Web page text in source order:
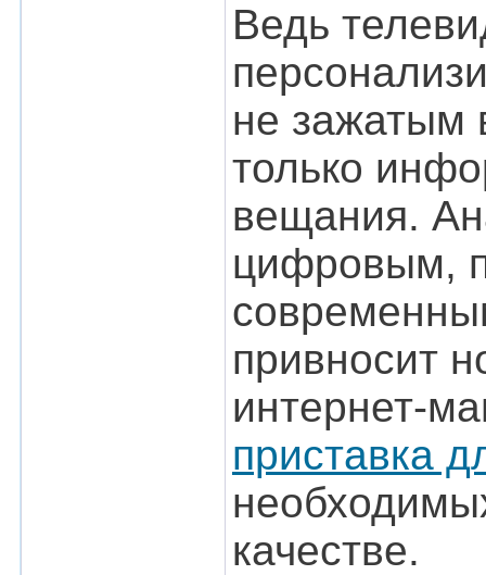
Ведь
не зажатым
только
вещания.
цифровым,
привносит
интернет-
приставка
качестве.